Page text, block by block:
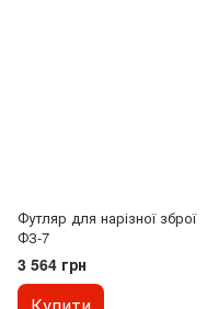
Футляр для нарізної зброї
ФЗ-7
3 564 грн